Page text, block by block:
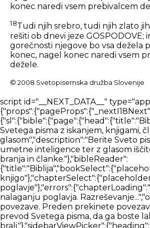
konec naredi vsem prebivalcem
18Tudi njih srebro, tudi njih zlato
rešiti ob dnevi jeze GOSPODOVE;
gorečnosti njegove bo vsa dežela
konec, nagel konec naredi vsem
dežele.
© 2008 Svetopisemska družba Slovenije
script id="__NEXT_DATA__" type="application/json">{"props":{"pageProps":{"_nextI18Next":{"initialI18nStore":{"sl":{"bible":{"page":{"head":{"title":"Bible AI bralnik Svetega pisma z iskanjem, knjigami, članki in glasom","description":"Berite Sveto pismo s pomočjo umetne inteligence ter z glasom iščite knjige, načrte branja in članke."},"bibleReader":{"title":"Biblija","bookSelect":{"placeholder":"Izberite knjigo"},"chapterSelect":{"placeholder":"Izberite poglavje"},"errors":{"chapterLoading":"Napaka pri nalaganju poglavja. Razreševanje...","offline":"Ste brez povezave. Preden prekinete povezavo, prenesite prevod Svetega pisma, da ga boste lahko tukaj brali."},"sidebarViewPicker":{"heading":"Izberite pogled","showBar":{"title":"Prikaži vrstico","description":"Vedno pokaži"},"hideBar":{"title":"Skrij vrstico","description":"Prikaži samo, ko je izbran verz"}},"readerTabSection":{"tabList":["Išči","Verzi","Opombe","Zaznamki"],"searchBlock":{"tabList":["Verzi","Članki","Knjige","Dokumenti","Mediji"],"heading":"Odkrijte najnaprednejši iskalnik po Svetem pismu","logo":{"title":"Logotip iskalnika Bible AI"},"betaTag":"Beta","input":{"placeholder":"Vprašaj Bible AI"},"translationSelector":{"title":"Prevod","selectTranslationInput":{"placeholder":"Izberite prevod"}},"trendingSearch":{"title":"Raziščite priljubljena iskanja"},"loading":{"articles":"Nalaganje člankov","books":"Nalaganje knjig"},"messages":{"searchError":"Prišlo je do napake. Poskusite znova."},"introCards":{"navigate":{"title":"Krmarite po Svetem pismu z uporabo {type}","text":"Pojdi na Matej 1","inputTypes":{"text":"besedilo","voice":"tvoj glas"}},"question":{"title":"Zastavite katero koli vprašanje, povezano s Svetim pismom","text":"Kdo je Jezus in zakaj je umrl?"},"goToVerse":{"title":"Pojdi neposredno na verze","text":"Kliknite na odgovore pomočnika za navigacijo po Svetem pismu"},"selectVerse":{"title":"Za začetek izberite verz","text":"Kliknite na verz, da prikažete njegov podroben pregled."}},"assistant":{"messages":{"error":"Oprostite, prišlo je do napake, naj poskusim znova.","cannotCompleteQueryError":"Vaše poizvedbe ni bilo mogoče dokončati, poskusite znova pozneje.","start":["Živjo, kako vam lahko pomagam?","Kaj vam je v mislih?","Kakšno je vaše vprašanje?"],"thinking":["Hvala. Naj razmislim o tem.","Poiskal vam bom odgovor.","Odlično vprašanje, daj mi nekaj sekund, da najdem odgovor.","Seveda. Poiskal bom odgovor za vas."]}},"answering":"Pripravljam odgovor ..."},"notes":{"addNote":"Dodaj opombo","addNoteTitle":"Svetopisemska opomba","noteTagsTitle":"Oznake opomb","autosaveMessage":"Opombe se samodejno shranijo","firstNoteMessage":"Dodajte svojo prvo opombo","noteTitleInput":"Naslov opombe","tagInputPlaceholder":"Pritisnite ENTER, da dodate novo oznako","editorInputPlaceholderText":"Tukaj vnesite svojo opombo...","loginCard":{"text":"Za ogled svojih opomb se prijavite ali registrirajte."},"btn":{"cancel":"Zapri","edit":"Uredi","delete":"Izbriši"},"messages":{"addNoteTitleError":"Opombe ni mogoče dodati brez naslova"},"dropdown":{"textFormat":{"normal":"Normalno","largeHeading":"Velik naslov","smallHeading":"Majhen naslov","bulletList":"Seznam z oznakami","numberedList":"Oštevilčeni seznam","quote":"Citat","codeBlock":"Blok kode"},"textAlignment":{"buttonLabel":"Možnosti oblikovanja za poravnavo besedila","leftAlign":"Poravnaj levo","centerAlign":"Poravnaj na sredino","rightAlign":"Poravnaj desno","justifyAlign":"Obojestranska poravnava","startAlign":"Poravnaj na začetek","endAlign":"Poravnaj na konec","outdent":"Zmanjšaj zamik","indent":"Zamik"},"blockTypes":{"paragraph":"Normalno","h1":"Velik naslov","h2":"Majhen naslov","h3":"Naslov","h4":"Naslov","h5":"Naslov","ol":"Oštevilčen seznam","ul":"Seznam z oznakami","quote":"Citat","code":"Blok kode"}},"labels":{"undo":"Razveljavi","redo":"Ponovi","formatBold":"Oblikuj krepko","formatItalic":"Oblikuj ležeče","formatUnderline":"Oblikovanje podčrtano","formatStrikethrough":"Oblikuj prečrtano","insertLink":"Vstavi povezavo","formattingOptions":"Možnosti oblikovanja","codeLanguage":"Izberite jezik kode"}}},"verseOverview":{"tabList":["Pregled","Mediji","Slovar","Komentar"],"lowQualityMessage":"Spodnji rezultati morda ne vsebujejo neposrednih odgovorov na vaš izbrani verz.","noVerseCommentaryMessage":"Za izbrani verz ni bil najden noben komentar. Poskusite izbrati širši obseg verzov.","noVerseDictionaryMessage":"Za izbrani verz ni bilo najdenih slovarskih definicij. Poskusite izbrati širši obseg verzov.","noVerseMediaMessage":"Za izbrani verz ni bilo najdenih medijskih vsebin. Poskusite izbrati širši obseg verzov.","loading":{"commentary":"Nalaganje komentarja","dictionary":"Nalaganje slovarja"},"dictionaries":"Slovarji","encyclopedias":"Enciklopedije"},"bibleSelectorTitles":{"books":"Knjige","chapters":"Poglavja","verses":"Verzi"},"swipeNavigation":{"prev":"Prejšnja","swipe":"PODRSNI","next":"Naprej"},"betaFeedback":{"title":"Povratne informacije o beta različici","description":"Nenehno izboljšujemo naš Bible AI. Prosimo, delite z nami svoje povratne informacije.","form":{"title":"Obrazec za povratne informacije o beta različici"},"feedbackForm":{"description":" ","experienceRating":{"title":"Kako bi do zdaj ocenili svojo izkušnjo z Biblijo?","options":["1 - Revni","2 - Zadovoljivo","3 - Dobro","4 - Zelo dobro","5 - Odlično"]},"readingMeans":{"title":"Kateri je vaš glavni način branja Svetega pisma?","options":["Digitalno (svetopisemske aplikacije)","Fizično (fizična Biblija)"]},"useAssistant":{"title":"Ali bi uporabili glasovnega pomočnika za pomoč pri preučevanju Svetega pisma?"},"willingToPay":{"title":"Bi plačali za uporabo takšnega pomočnika?"},"paymentAmount":{"title":"Koliko bi plačali na mesec (v USD)?"},"isEasyToUse":{"title":"Ali je izkušnja branja Svetega pisma enostavna za uporabo?"},"sidebarDistracting":{"title":"Ali vas stranska vrstica moti pri branju Svetega pisma?"},"additionalComments":{"title":"Še kakšni drugi komentarji / funkcije?"}},"intro":{"title":"Testiranje bralnika Svetega pisma","content":"Hvala, ker preizkušate eno od funkcij, o katerih razmišljamo. Modro presojamo, kako lahko tehnologija še dodatno pomaga pri preučevanju Svetega pisma.","test":{"title":"Ključne informacije","list":["Prosimo, posredujte povratne informacije","Poskrbite, da boste redno posodabljali, saj bodo starejše različice prenehale delovati."]},"optional":{"title":"Dodatne informacije","list":["Morda boste dosegli manj natančne rezultate kot z našim obstoječim izdelkom Search.","Morda boste naleteli na napake in težave. Sporočite nam, ko se to zgodi."]},"buttonStart":"Začni testiranje"},"submitTitle":"Pošljite povratne informacije","feedbackNote":"* Povratne informacije postanejo po določenem obdobju uporabe obvezne, saj so za nas zelo dragocene pri sprejemanju odločitev."}}}},"nav":{"nav":{"navMenu":[{"id":2,"label":"Sveto pismo","path":"/bible","icon":"bible","offset":"84"},{"id":1,"label":"Iskanje","path":"/search","icon":"search","offset":"84"},{"id":6,"label":"Prenesi","path":"/download","icon":"download","offset":"84"},{"id":5,"label":"O nas","path":"/